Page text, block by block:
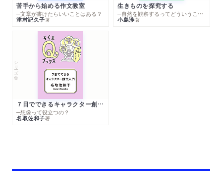
苦手から始める作文教室
─文章が書けたらいいことはある？
津村記久子著
生きものを探究する
─自然を観察するってどういうこと？
小島渉著
シリーズ・全集
７日でできるキャラクター創作入門
─想像って役立つの？
名取佐和子著